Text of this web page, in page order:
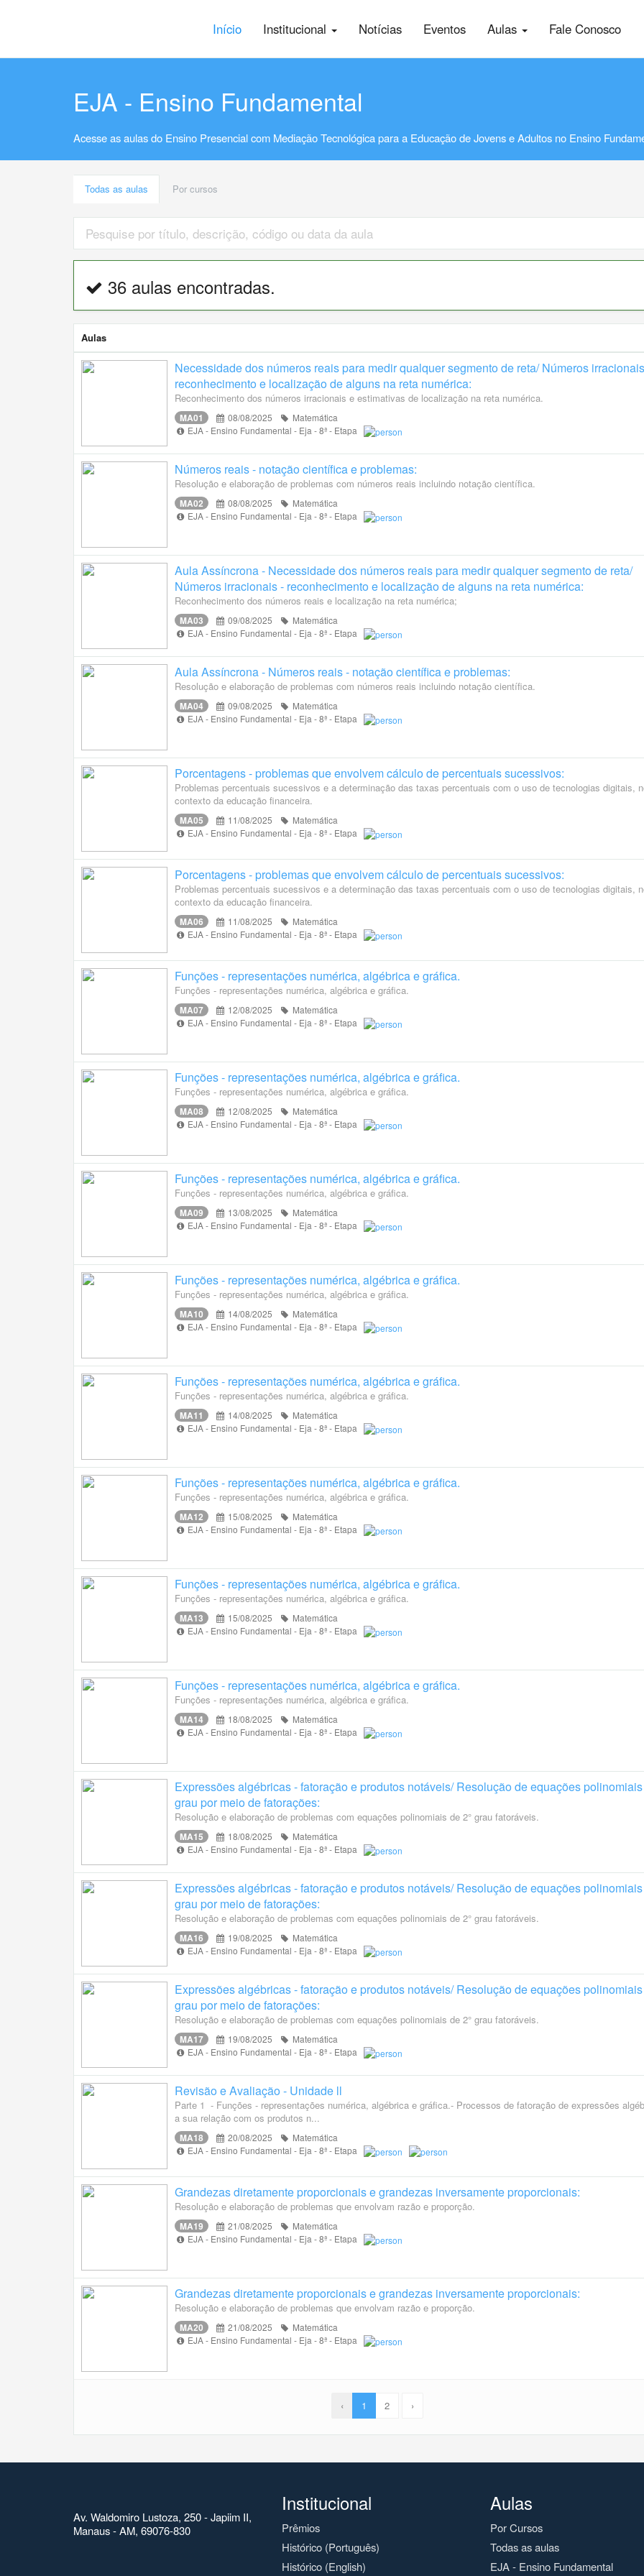
Início Institucional Notícias Eventos Aulas Fale Conosco
EJA - Ensino Fundamental
Acesse as aulas do Ensino Presencial com Mediação Tecnológica para a Educação de Jovens e Adultos no Ensino
Todas as aulas Por cursos
36 aulas encontradas.
Aulas
Necessidade dos números reais para medir qualquer segmento de reta/ Números
reconhecimento e localização de alguns na reta numérica:
Reconhecimento dos números irracionais e estimativas de localização na reta numérica.
MA01 08/08/2025
Matemática
EJA - Ensino Fundamental - Eja - 8ª - Etapa
Números reais - notação científica e problemas:
Resolução e elaboração de problemas com números reais incluindo notação científica.
MA02 08/08/2025
Matemática
EJA - Ensino Fundamental - Eja - 8ª - Etapa
Aula Assíncrona - Necessidade dos números reais para medir qualquer segmento de reta/
Números irracionais - reconhecimento e localização de alguns na reta numérica:
Reconhecimento dos números reais e localização na reta numérica;
MA03 09/08/2025
Matemática
EJA - Ensino Fundamental - Eja - 8ª - Etapa
Aula Assíncrona - Números reais - notação científica e problemas:
Resolução e elaboração de problemas com números reais incluindo notação científica.
MA04 09/08/2025
Matemática
EJA - Ensino Fundamental - Eja - 8ª - Etapa
Porcentagens - problemas que envolvem cálculo de percentuais sucessivos:
Problemas percentuais sucessivos e a determinação das taxas percentuais com o uso de tecnologias digitais,
contexto da educação financeira.
MA05 11/08/2025
Matemática
EJA - Ensino Fundamental - Eja - 8ª - Etapa
Porcentagens - problemas que envolvem cálculo de percentuais sucessivos:
Problemas percentuais sucessivos e a determinação das taxas percentuais com o uso de tecnologias digitais,
contexto da educação financeira.
MA06 11/08/2025
Matemática
EJA - Ensino Fundamental - Eja - 8ª - Etapa
Funções - representações numérica, algébrica e gráfica.
Funções - representações numérica, algébrica e gráfica.
MA07 12/08/2025
Matemática
EJA - Ensino Fundamental - Eja - 8ª - Etapa
Funções - representações numérica, algébrica e gráfica.
Funções - representações numérica, algébrica e gráfica.
MA08 12/08/2025
Matemática
EJA - Ensino Fundamental - Eja - 8ª - Etapa
Funções - representações numérica, algébrica e gráfica.
Funções - representações numérica, algébrica e gráfica.
MA09 13/08/2025
Matemática
EJA - Ensino Fundamental - Eja - 8ª - Etapa
Funções - representações numérica, algébrica e gráfica.
Funções - representações numérica, algébrica e gráfica.
MA10 14/08/2025
Matemática
EJA - Ensino Fundamental - Eja - 8ª - Etapa
Funções - representações numérica, algébrica e gráfica.
Funções - representações numérica, algébrica e gráfica.
MA11 14/08/2025
Matemática
EJA - Ensino Fundamental - Eja - 8ª - Etapa
Funções - representações numérica, algébrica e gráfica.
Funções - representações numérica, algébrica e gráfica.
MA12 15/08/2025
Matemática
EJA - Ensino Fundamental - Eja - 8ª - Etapa
Funções - representações numérica, algébrica e gráfica.
Funções - representações numérica, algébrica e gráfica.
MA13 15/08/2025
Matemática
EJA - Ensino Fundamental - Eja - 8ª - Etapa
Funções - representações numérica, algébrica e gráfica.
Funções - representações numérica, algébrica e gráfica.
MA14 18/08/2025
Matemática
EJA - Ensino Fundamental - Eja - 8ª - Etapa
Expressões algébricas - fatoração e produtos notáveis/ Resolução de equações polinomiais
grau por meio de fatorações:
Resolução e elaboração de problemas com equações polinomiais de 2° grau fatoráveis.
MA15 18/08/2025
Matemática
EJA - Ensino Fundamental - Eja - 8ª - Etapa
Expressões algébricas - fatoração e produtos notáveis/ Resolução de equações polinomiais
grau por meio de fatorações:
Resolução e elaboração de problemas com equações polinomiais de 2° grau fatoráveis.
MA16 19/08/2025
Matemática
EJA - Ensino Fundamental - Eja - 8ª - Etapa
Expressões algébricas - fatoração e produtos notáveis/ Resolução de equações polinomiais
grau por meio de fatorações:
Resolução e elaboração de problemas com equações polinomiais de 2° grau fatoráveis.
MA17 19/08/2025
Matemática
EJA - Ensino Fundamental - Eja - 8ª - Etapa
Revisão e Avaliação - Unidade ll
Parte 1 - Funções - representações numérica, algébrica e gráfica.- Processos de fatoração de expressões
a sua relação com os produtos n...
MA18 20/08/2025
Matemática
EJA - Ensino Fundamental - Eja - 8ª - Etapa
Grandezas diretamente proporcionais e grandezas inversamente proporcionais:
Resolução e elaboração de problemas que envolvam razão e proporção.
MA19 21/08/2025
Matemática
EJA - Ensino Fundamental - Eja - 8ª - Etapa
Grandezas diretamente proporcionais e grandezas inversamente proporcionais:
Resolução e elaboração de problemas que envolvam razão e proporção.
MA20 21/08/2025
Matemática
EJA - Ensino Fundamental - Eja - 8ª - Etapa
‹ 1 2 ›
Av. Waldomiro Lustoza, 250 - Japiim II,
Manaus - AM, 69076-830
Institucional
Prêmios
Histórico (Português)
Histórico (English)
Aulas
Por Cursos
Todas as aulas
EJA - Ensino Fundamental